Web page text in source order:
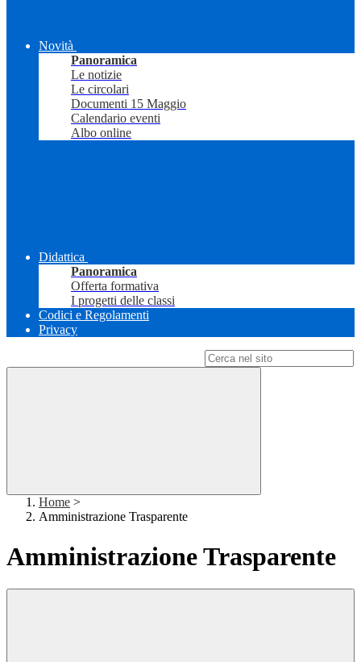
Novità
Panoramica
Le notizie
Le circolari
Documenti 15 Maggio
Calendario eventi
Albo online
Didattica
Panoramica
Offerta formativa
I progetti delle classi
Codici e Regolamenti
Privacy
Home >
Amministrazione Trasparente
Amministrazione Trasparente